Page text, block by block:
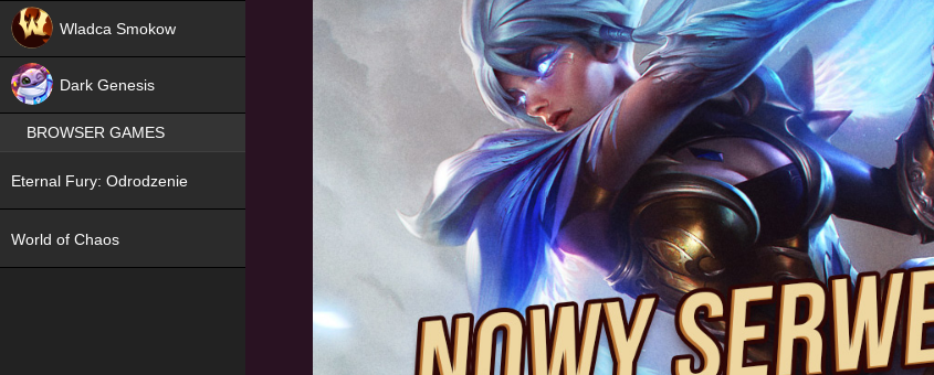
Wladca Smokow
Dark Genesis
BROWSER GAMES
Eternal Fury: Odrodzenie
World of Chaos